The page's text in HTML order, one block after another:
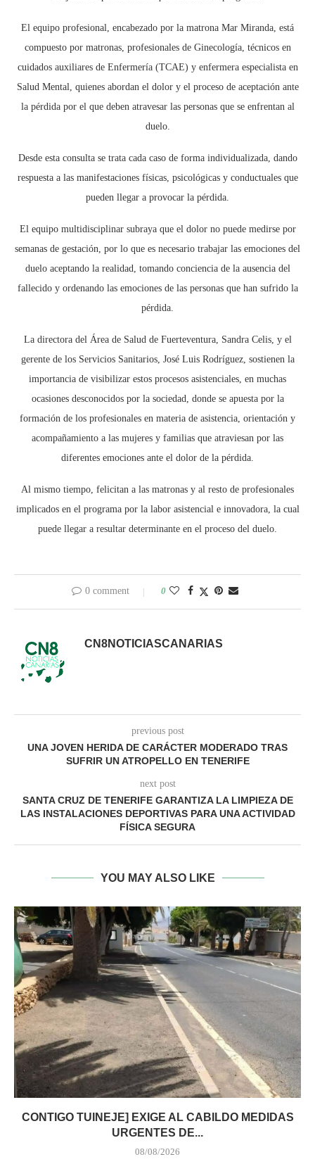
El equipo profesional, encabezado por la matrona Mar Miranda, está
compuesto por matronas, profesionales de Ginecología, técnicos en
cuidados auxiliares de Enfermería (TCAE) y enfermera especialista en
Salud Mental, quienes abordan el dolor y el proceso de aceptación ante
la pérdida por el que deben atravesar las personas que se enfrentan al
duelo.
Desde esta consulta se trata cada caso de forma individualizada, dando
respuesta a las manifestaciones físicas, psicológicas y conductuales que
pueden llegar a provocar la pérdida.
El equipo multidisciplinar subraya que el dolor no puede medirse por
semanas de gestación, por lo que es necesario trabajar las emociones del
duelo aceptando la realidad, tomando conciencia de la ausencia del
fallecido y ordenando las emociones de las personas que han sufrido la
pérdida.
La directora del Área de Salud de Fuerteventura, Sandra Celis, y el
gerente de los Servicios Sanitarios, José Luis Rodríguez, sostienen la
importancia de visibilizar estos procesos asistenciales, en muchas
ocasiones desconocidos por la sociedad, donde se apuesta por la
formación de los profesionales en materia de asistencia, orientación y
acompañamiento a las mujeres y familias que atraviesan por las
diferentes emociones ante el dolor de la pérdida.
Al mismo tiempo, felicitan a las matronas y al resto de profesionales
implicados en el programa por la labor asistencial e innovadora, la cual
puede llegar a resultar determinante en el proceso del duelo.
0 comment 0
CN8NOTICIASCANARIAS
previous post
UNA JOVEN HERIDA DE CARÁCTER MODERADO TRAS
SUFRIR UN ATROPELLO EN TENERIFE
next post
SANTA CRUZ DE TENERIFE GARANTIZA LA LIMPIEZA DE
LAS INSTALACIONES DEPORTIVAS PARA UNA ACTIVIDAD
FÍSICA SEGURA
YOU MAY ALSO LIKE
CONTIGO TUINEJE] EXIGE AL CABILDO MEDIDAS
URGENTES DE...
08/08/2026